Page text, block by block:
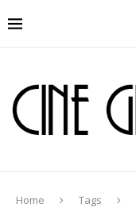
Home Tags